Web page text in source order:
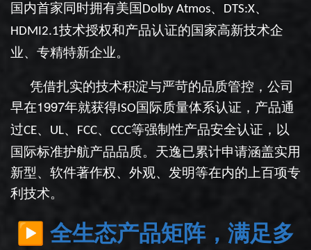
国内首家同时拥有美国 Dolby Atmos、 DTS:X、
HDMI2.1技术授权和产品认证的国家高新技术企
业、专精特新企业。
凭借扎实的技术积淀与严苛的品质管控，公司
早在1997年就获得ISO 国际质量体系认证，产品通
过CE、 UL、 FCC、 CCC等强制性产品安全认证，以
国际标准护航产品品质。天逸已累计申请涵盖实用
新型、软件著作权、外观、发明等在内的上百项专
利技术。
▶ 全生态产品矩阵，满足多